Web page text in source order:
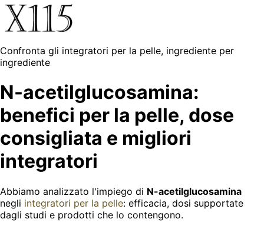
Confronta gli integratori per la pelle, ingrediente per
ingrediente
N-acetilglucosamina:
benefici per la pelle, dose
consigliata e migliori
integratori
Abbiamo analizzato l'impiego di N-acetilglucosamina
negli integratori per la pelle: efficacia, dosi supportate
dagli studi e prodotti che lo contengono.